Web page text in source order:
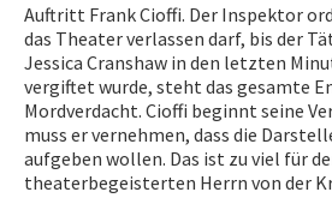
Auftritt Frank Cioffi. Der Inspektor
das Theater verlassen darf, bis der
Jessica Cranshaw in den letzten
vergiftet wurde, steht das gesamte
Mordverdacht. Cioffi beginnt seine
muss er vernehmen, dass die
aufgeben wollen. Das ist zu viel für
theaterbegeisterten Herrn von der